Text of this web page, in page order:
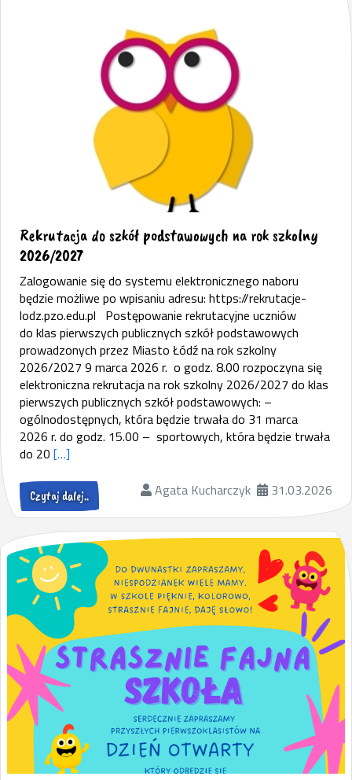
Rekrutacja do szkół podstawowych na rok szkolny
2026/2027
Zalogowanie się do systemu elektronicznego naboru
będzie możliwe po wpisaniu adresu: https://rekrutacje-
lodz.pzo.edu.pl Postępowanie rekrutacyjne uczniów
do klas pierwszych publicznych szkół podstawowych
prowadzonych przez Miasto Łódź na rok szkolny
2026/2027 9 marca 2026 r. o godz. 8.00 rozpoczyna się
elektroniczna rekrutacja na rok szkolny 2026/2027 do klas
pierwszych publicznych szkół podstawowych: –
ogólnodostępnych, która będzie trwała do 31 marca
2026 r. do godz. 15.00 – sportowych, która będzie trwała
do 20 […]
Czytaj dalej.. Agata Kucharczyk 31.03.2026